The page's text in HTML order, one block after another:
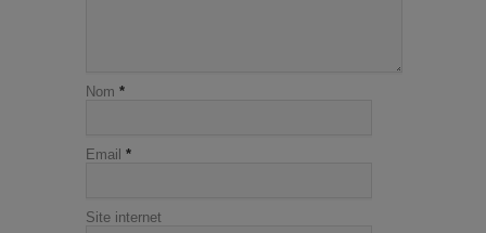
Nom *
Email *
Site internet